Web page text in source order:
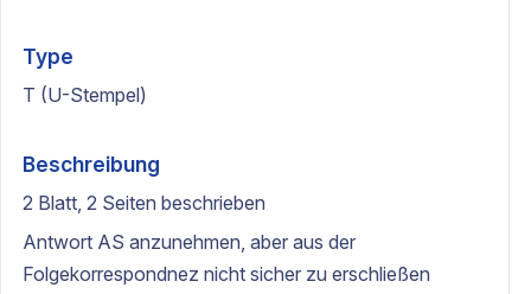
Type
T (U-Stempel)
Beschreibung
2 Blatt, 2 Seiten beschrieben
Antwort AS anzunehmen, aber aus der
Folgekorrespondnez nicht sicher zu erschließen